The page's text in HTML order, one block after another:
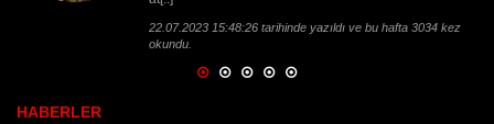
4.08.2016 13:48:33 tarihinde yazıldı ve bu hafta 2529 kez
okundu.
HABERLER